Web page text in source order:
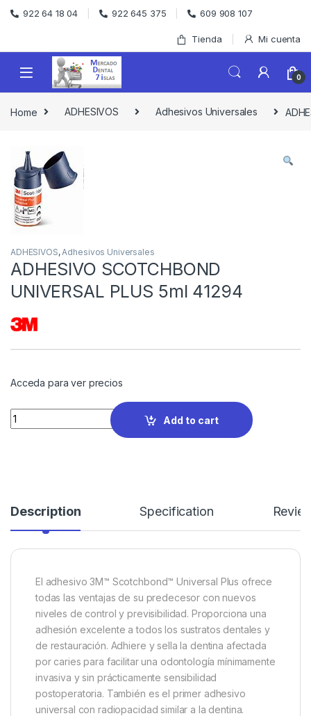
Skip to navigation
Skip to content
922 64 18 04 922 645 375 609 908 107
Tienda Mi cuenta
0
Home ADHESIVOS Adhesivos Universales
ADHESIVOS,Adhesivos Universales
ADHESIVO SCOTCHBOND
UNIVERSAL PLUS 5ml 41294
Acceda para ver precios
Quantity
Add to cart
Description Specification
El adhesivo 3M™ Scotchbond™ Universal Plus ofrece
todas las ventajas de su predecesor con nuevos
niveles de control y previsibilidad. Proporciona una
adhesión excelente a todos los sustratos dentales y
de restauración. Adhiere y sella la dentina afectada
por caries para facilitar una odontología mínimamente
invasiva y sin prácticamente sensibilidad
postoperatoria. También es el primer adhesivo
universal con radiopacidad similar a la dentina.